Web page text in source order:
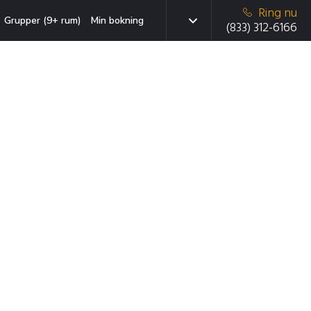
Grupper (9+ rum) Min bokning
Ring nu
(833) 312-6166